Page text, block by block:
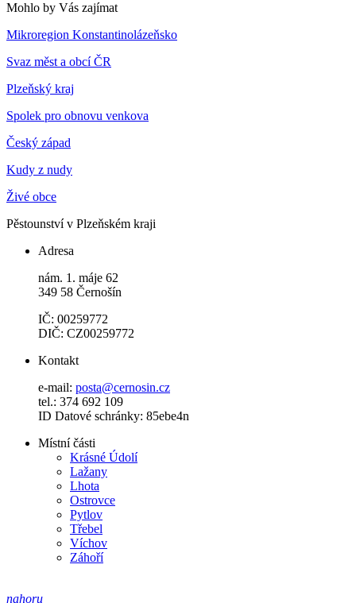
Mohlo by Vás zajímat
Mikroregion Konstantinolázeňsko
Svaz měst a obcí ČR
Plzeňský kraj
Spolek pro obnovu venkova
Český západ
Kudy z nudy
Živé obce
Pěstounství v Plzeňském kraji
Adresa
nám. 1. máje 62
349 58 Černošín
IČ: 00259772
DIČ: CZ00259772
Kontakt
e-mail: posta@cernosin.cz
tel.: 374 692 109
ID Datové schránky: 85ebe4n
Místní části
Krásné Údolí
Lažany
Lhota
Ostrovce
Pytlov
Třebel
Víchov
Záhoří
nahoru